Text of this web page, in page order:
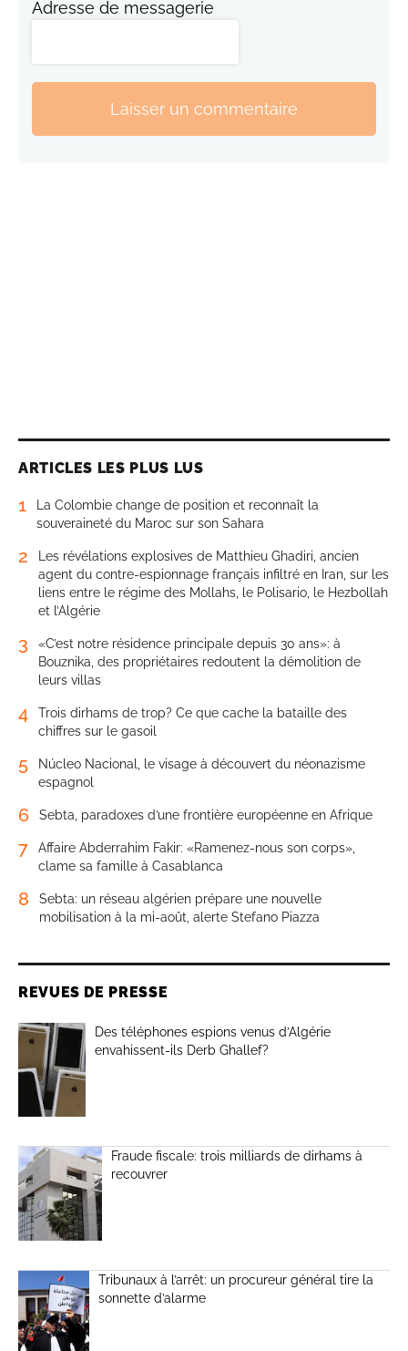
Adresse de messagerie
Laisser un commentaire
ARTICLES LES PLUS LUS
1
La Colombie change de position et reconnaît la
souveraineté du Maroc sur son Sahara
2
Les révélations explosives de Matthieu Ghadiri, ancien
agent du contre-espionnage français infiltré en Iran, sur les
liens entre le régime des Mollahs, le Polisario, le Hezbollah
et l’Algérie
3
«C’est notre résidence principale depuis 30 ans»: à
Bouznika, des propriétaires redoutent la démolition de
leurs villas
4
Trois dirhams de trop? Ce que cache la bataille des
chiffres sur le gasoil
5
Núcleo Nacional, le visage à découvert du néonazisme
espagnol
6 Sebta, paradoxes d’une frontière européenne en Afrique
7
Affaire Abderrahim Fakir: «Ramenez-nous son corps»,
clame sa famille à Casablanca
8
Sebta: un réseau algérien prépare une nouvelle
mobilisation à la mi-août, alerte Stefano Piazza
REVUES DE PRESSE
Des téléphones espions venus d’Algérie
envahissent-ils Derb Ghallef?
Fraude fiscale: trois milliards de dirhams à
recouvrer
Tribunaux à l’arrêt: un procureur général tire la
sonnette d’alarme